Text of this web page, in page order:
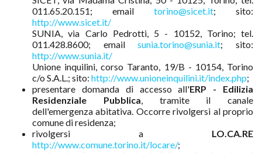
011.65.20.151; email torino@sicet.it; sito:
http://www.sicet.it/
SUNIA, via Carlo Pedrotti, 5 - 10152, Torino; tel.
011.428.8600; emailsunia.torino@sunia.it; sito:
http://www.sunia.it/
Unione inquilini, corso Taranto, 19/B - 10154, Torino
c/o S.A.L.; sito: http://www.unioneinquilini.it/index.php;
presentare domanda di accesso all'ERP - Edilizia
Residenziale Pubblica, tramite il canale
dell'emergenza abitativa. Occorre rivolgersi al proprio
comune di residenza;
rivolgersi a LO.CA.RE
http://www.comune.torino.it/locare/;